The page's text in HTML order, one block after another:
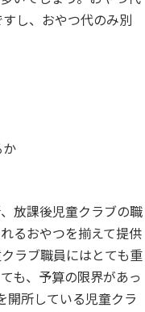
し、おやつ代のみ別
か
放課後児童クラブの職
るおやつを揃えて提供
ラブ職員にはとても重
も、予算の限界があっ
開所している児童クラ